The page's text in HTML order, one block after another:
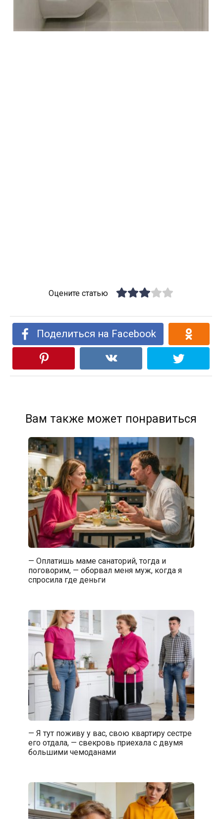
Оцените статью
Поделиться на Facebook
Вам также может понравиться
— Оплатишь маме санаторий, тогда и
поговорим, — оборвал меня муж, когда я
спросила где деньги
— Я тут поживу у вас, свою квартиру сестре
его отдала, — свекровь приехала с двумя
большими чемоданами